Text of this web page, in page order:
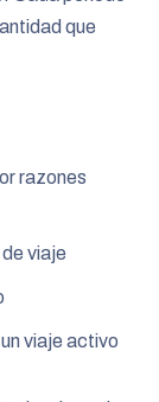
que
razones
viaje
viaje activo